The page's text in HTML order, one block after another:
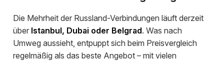
Die Mehrheit der Russland-Verbindungen läuft derzeit
über Istanbul, Dubai oder Belgrad. Was nach
Umweg aussieht, entpuppt sich beim Preisvergleich
regelmäßig als das beste Angebot – mit vielen